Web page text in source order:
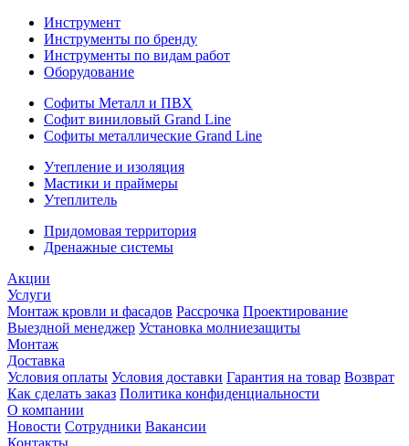
Инструмент
Инструменты по бренду
Инструменты по видам работ
Оборудование
Софиты Металл и ПВХ
Софит виниловый Grand Line
Софиты металлические Grand Line
Утепление и изоляция
Мастики и праймеры
Утеплитель
Придомовая территория
Дренажные системы
Акции
Услуги
Монтаж кровли и фасадов Рассрочка Проектирование
Выездной менеджер Установка молниезащиты
Монтаж
Доставка
Условия оплаты Условия доставки Гарантия на товар Возврат
Как сделать заказ Политика конфиденциальности
О компании
Новости Сотрудники Вакансии
Контакты